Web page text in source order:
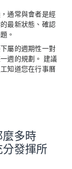
通常與會者是經
最新狀態、確認
。
屬的週期性一對
週的規劃。 建議
知道您在行事曆
多時
發揮所